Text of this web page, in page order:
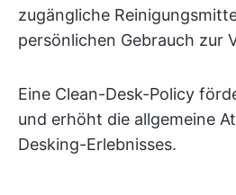
zugängliche
persönlichen Gebrauch zur
Eine Clean-Desk-Policy
und erhöht die allgemeine
Desking-Erlebnisses.